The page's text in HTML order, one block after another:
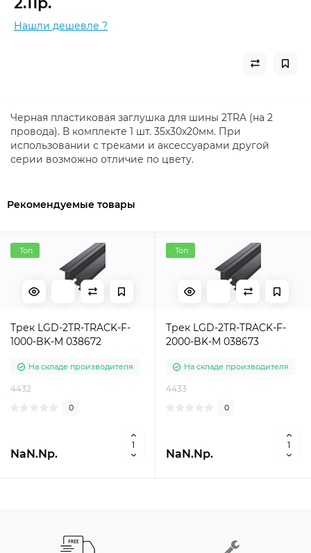
Нашли дешевле ?
Черная пластиковая заглушка для шины 2TRA (на 2
провода). В комплекте 1 шт. 35х30х20мм. При
использовании с треками и аксессуарами другой
серии возможно отличие по цвету.
Рекомендуемые товары
Топ
Трек LGD-2TR-TRACK-F-
1000-BK-M 038672
На складе производителя
4432
0
NaN.Nр.
Топ
Трек LGD-2TR-TRACK-F-
2000-BK-M 038673
На складе производителя
4433
0
NaN.Nр.